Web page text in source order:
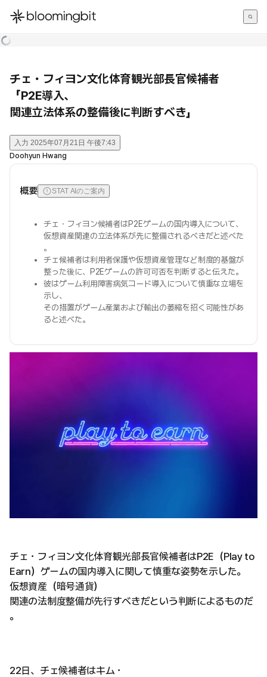
한국어
チェ・フィヨン文化体育観光部長官候補者
「P2E導入、
関連立法体系の整備後に判断すべき」
入力 2025年07月21日 午後7:43
Doohyun Hwang
概要 STAT AIのご案内
チェ・フィヨン候補者はP2Eゲームの国内導入について、
仮想資産関連の立法体系が先に整備されるべきだと述べた
。
チェ候補者は利用者保護や仮想資産管理など制度的基盤が
整った後に、P2Eゲームの許可可否を判断すると伝えた。
彼はゲーム利用障害病気コード導入について慎重な立場を
示し、
その措置がゲーム産業および輸出の萎縮を招く可能性があ
ると述べた。
チェ・フィヨン文化体育観光部長官候補者はP2E（Play to
Earn）ゲームの国内導入に関して慎重な姿勢を示した。
仮想資産（暗号通貨）
関連の法制度整備が先行すべきだという判断によるものだ
。
22日、チェ候補者はキム・